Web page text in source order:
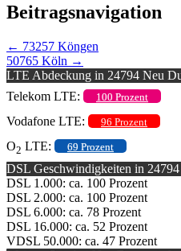
Beitragsnavigation
← 73257 Köngen
50765 Köln →
LTE Abdeckung in 24794 Neu
Telekom LTE:
100 Prozent
Vodafone LTE: 96 Prozent
O2 LTE: 69 Prozent
DSL Geschwindigkeiten in
DSL 1.000: ca. 100 Prozent
DSL 2.000: ca. 100 Prozent
DSL 6.000: ca. 78 Prozent
DSL 16.000: ca. 52 Prozent
VDSL 50.000: ca. 47 Prozent